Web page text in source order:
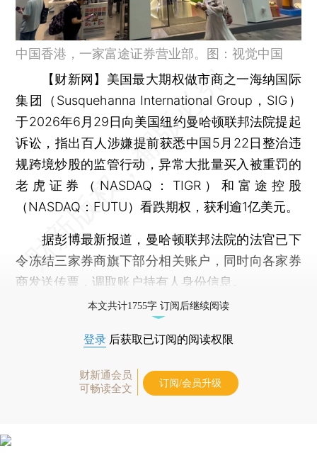
中国香港，一家富途证券营业部。图：视觉中国
【财新网】 美国最大期权做市商之一海纳国际
集团（Susquehanna International Group，SIG）
于2026年6月29日向美国纽约曼哈顿联邦法院提起
诉讼，指出百人涉嫌提前获悉中国5月22日整治违
规跨境炒股的监管行动，异常大批量买入被重罚的
老虎证券（NASDAQ：TIGR）和富途控股
（NASDAQ：FUTU）看跌期权，获利逾1亿美元。
据彭博最新报道，曼哈顿联邦法院的法官已下
令冻结三家券商旗下部分相关账户，同时向各家券
商发送传票，调取账户持有人身份信息。
本文共计1755字 订阅后继续阅读
登录 后获取已订阅的阅读权限
财新通会员
可畅读全文
订阅/会员升级